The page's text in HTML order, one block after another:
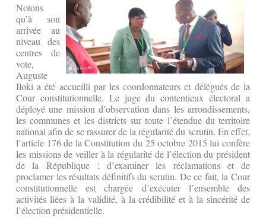
Notons
qu’à son
arrivée au
niveau des
centres de
vote,
Auguste
Iloki a été accueilli par les coordonnateurs et délégués de la
Cour constitutionnelle. Le juge du contentieux électoral a
déployé une mission d’observation dans les arrondissements,
les communes et les districts sur toute l’étendue du territoire
national afin de se rassurer de la régularité du scrutin. En effet,
l’article 176 de la Constitution du 25 octobre 2015 lui confère
les missions de veiller à la régularité de l’élection du président
de la République ; d’examiner les réclamations et de
proclamer les résultats définitifs du scrutin. De ce fait, la Cour
constitutionnelle est chargée d’exécuter l’ensemble des
activités liées à la validité, à la crédibilité et à la sincérité de
l’élection présidentielle.